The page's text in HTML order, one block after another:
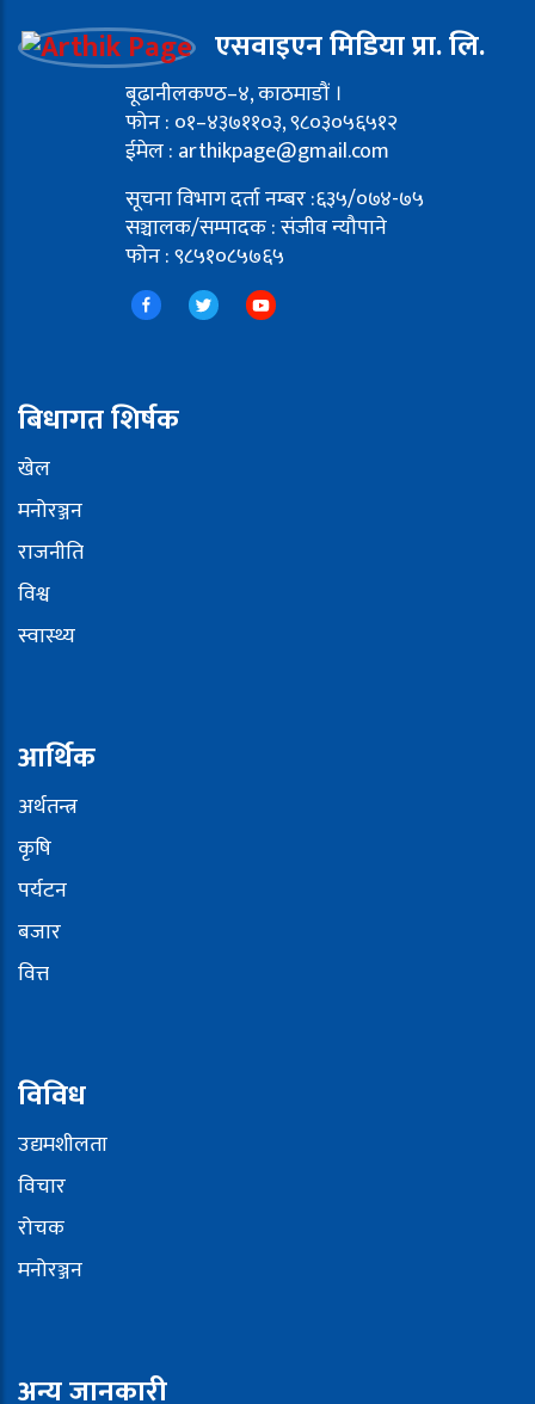
एसवाइएन मिडिया प्रा. लि.
बूढानीलकण्ठ–४, काठमाडौं ।
फोन : ०१–४३७११०३, ९८०३०५६५१२
ईमेल : arthikpage@gmail.com
सूचना विभाग दर्ता नम्बर :६३५/०७४-७५
सञ्चालक/सम्पादक : संजीव न्यौपाने
फोन : ९८५१०८५७६५
बिधागत शिर्षक
खेल
मनोरञ्जन
राजनीति
विश्व
स्वास्थ्य
आर्थिक
अर्थतन्त्र
कृषि
पर्यटन
बजार
वित्त
विविध
उद्यमशीलता
विचार
रोचक
मनोरञ्जन
अन्य जानकारी